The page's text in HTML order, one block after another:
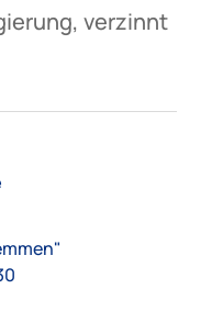
verzinnt